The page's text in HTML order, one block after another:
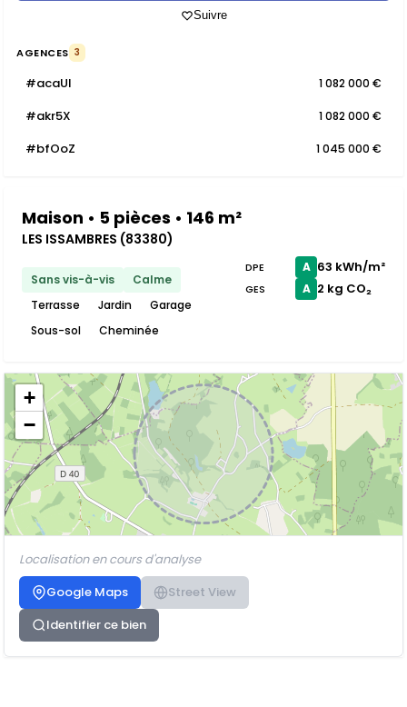
Suivre
AGENCES 3
#acaUI 1 082 000 €
#akr5X 1 082 000 €
#bfOoZ 1 045 000 €
Maison • 5 pièces • 146 m²
LES ISSAMBRES (83380)
Sans vis-à-vis
Calme
Terrasse
Jardin
Garage
Sous-sol
Cheminée
DPE A 63 kWh/m²
GES A 2 kg CO₂
+
−
Localisation en cours d'analyse
Google Maps
Street View
Identifier ce bien